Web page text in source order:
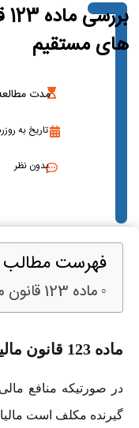
های مستقیم
مدت
تاریخ به روزرسانی: 2
بدون نظر
فهرست مطالب
ماده 123 قانون مالیات های مستقیم
ماده 123 قانون مالیات های مستقیم
در صورتیکه منافع
گیرنده مکلف است